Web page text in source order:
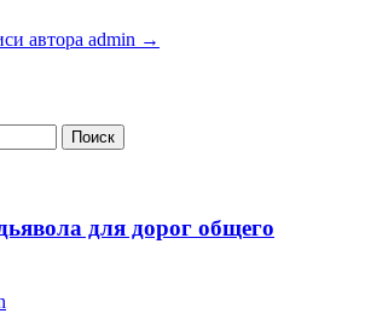
автора admin →
для дорог общего